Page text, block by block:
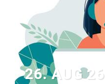
Computer
einen
Assistenten,
medizinische
26. AUG 26